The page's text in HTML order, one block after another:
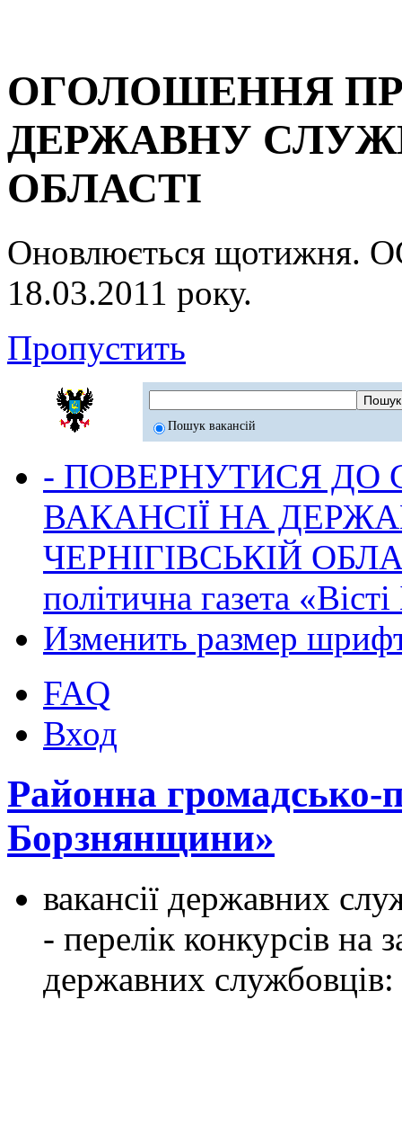
ОГОЛОШЕННЯ
ДЕРЖАВНУ
ОБЛАСТІ
Оновлюється
18.03.2011 року.
Пропустить
Пошук вакансій
- ПОВЕРНУТИСЯ ДО
ВАКАНСІЇ НА
ЧЕРНІГІВСЬКІЙ
політична газета
Изменить размер
FAQ
Вход
Районна громадсько-
Борзнянщини»
вакансії державних
- перелік конкурсів на
державних службовців: